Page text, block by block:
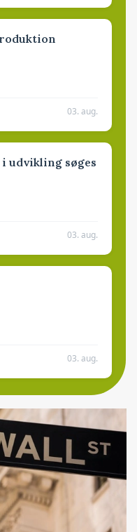
03. aug.
udvikling søges
03. aug.
03. aug.